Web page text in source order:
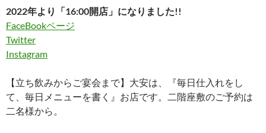
2022年より「16:00開店」になりました!!
FaceBookページ
Twitter
Instagram
【立ち飲みからご宴会まで】大安は、『毎日仕入れをし
て、毎日メニューを書く』お店です。二階座敷のご予約は
二名様から。